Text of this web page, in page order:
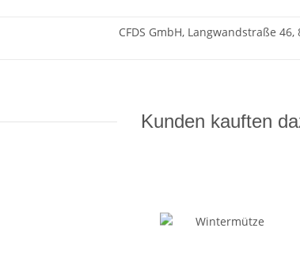
CFDS GmbH, Langwandstraße
Kunden kauften